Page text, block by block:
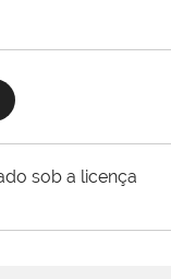
sob a licença